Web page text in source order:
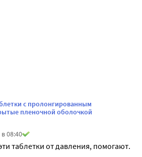
с пролонгированным
пленочной оболочкой
в 08:40
таблетки от давления, помогают.